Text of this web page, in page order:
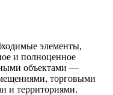
элементы,
и полноценное
объектами —
торговыми
и территориями.